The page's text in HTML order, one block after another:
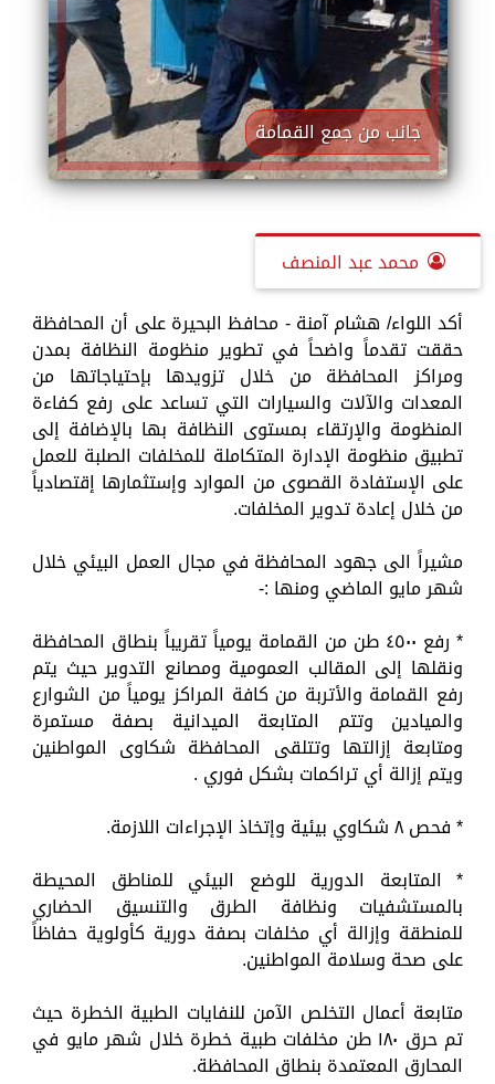
جانب من جمع القمامة
محمد عبد المنصف
أكد اللواء/ هشام آمنة - محافظ البحيرة على أن المحافظة
حققت تقدماً واضحاً في تطوير منظومة النظافة بمدن
ومراكز المحافظة من خلال تزويدها بإحتياجاتها من
المعدات والآلات والسيارات التي تساعد على رفع كفاءة
المنظومة والإرتقاء بمستوى النظافة بها بالإضافة إلى
تطبيق منظومة الإدارة المتكاملة للمخلفات الصلبة للعمل
على الإستفادة القصوى من الموارد وإستثمارها إقتصادياً
من خلال إعادة تدوير المخلفات.
مشيراً الى جهود المحافظة في مجال العمل البيئي خلال
شهر مايو الماضي ومنها :-
* رفع ٤٥٠٠ طن من القمامة يومياً تقريباً بنطاق المحافظة
ونقلها إلى المقالب العمومية ومصانع التدوير حيث يتم
رفع القمامة والأتربة من كافة المراكز يومياً من الشوارع
والميادين وتتم المتابعة الميدانية بصفة مستمرة
ومتابعة إزالتها وتتلقى المحافظة شكاوى المواطنين
ويتم إزالة أي تراكمات بشكل فوري .
* فحص ٨ شكاوي بيئية وإتخاذ الإجراءات اللازمة.
* المتابعة الدورية للوضع البيئي للمناطق المحيطة
بالمستشفيات ونظافة الطرق والتنسيق الحضاري
للمنطقة وإزالة أي مخلفات بصفة دورية كأولوية حفاظاً
على صحة وسلامة المواطنين.
متابعة أعمال التخلص الآمن للنفايات الطبية الخطرة حيث
تم حرق ١٨٠ طن مخلفات طبية خطرة خلال شهر مايو في
المحارق المعتمدة بنطاق المحافظة.